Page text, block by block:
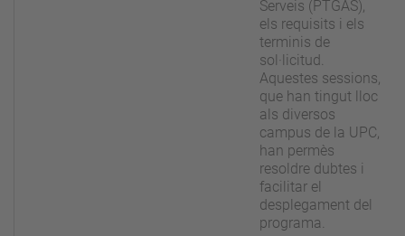
Serveis (PTGAS),
els requisits i els
terminis de
sol·licitud.
Aquestes sessions,
que han tingut lloc
als diversos
campus de la UPC,
han permès
resoldre dubtes i
facilitar el
desplegament del
programa.